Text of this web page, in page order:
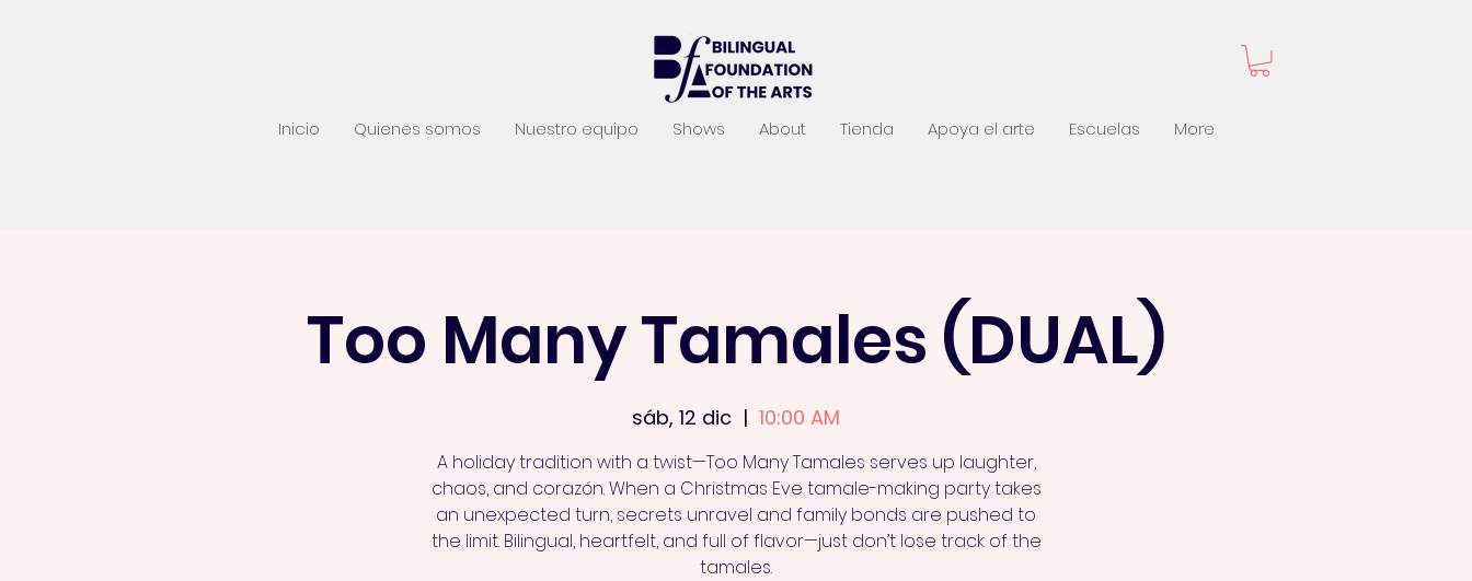
Inicio Quienes somos Nuestro equipo Shows About Tienda Apoya el arte Escuelas More
Too Many Tamales (DUAL)
sáb, 12 dic
  |
10:00 AM
A holiday tradition with a twist—Too Many Tamales serves up laughter,
chaos, and corazón. When a Christmas Eve tamale-making party takes
an unexpected turn, secrets unravel and family bonds are pushed to
the limit. Bilingual, heartfelt, and full of flavor—just don’t lose track of the
tamales.